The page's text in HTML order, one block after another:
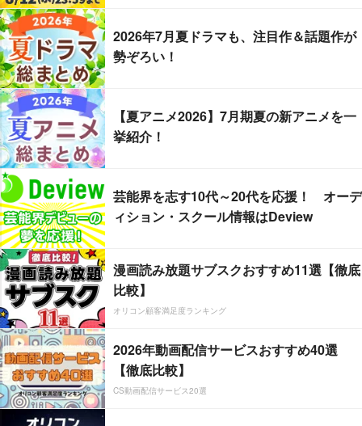
2026年7月夏ドラマも、注目作＆話題作が
勢ぞろい！
【夏アニメ2026】7月期夏の新アニメを一
挙紹介！
芸能界を志す10代～20代を応援！ オーデ
ィション・スクール情報はDeview
漫画読み放題サブスクおすすめ11選【徹底
比較】
オリコン顧客満足度ランキング
2026年動画配信サービスおすすめ40選
【徹底比較】
CS動画配信サービス20選